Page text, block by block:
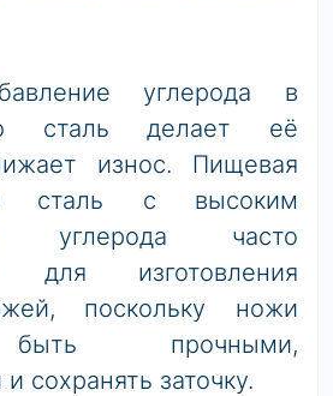
углерода в
сталь делает её
износ. Пищевая
сталь с высоким
углерода часто
для изготовления
поскольку ножи
прочными,
сохранять заточку.